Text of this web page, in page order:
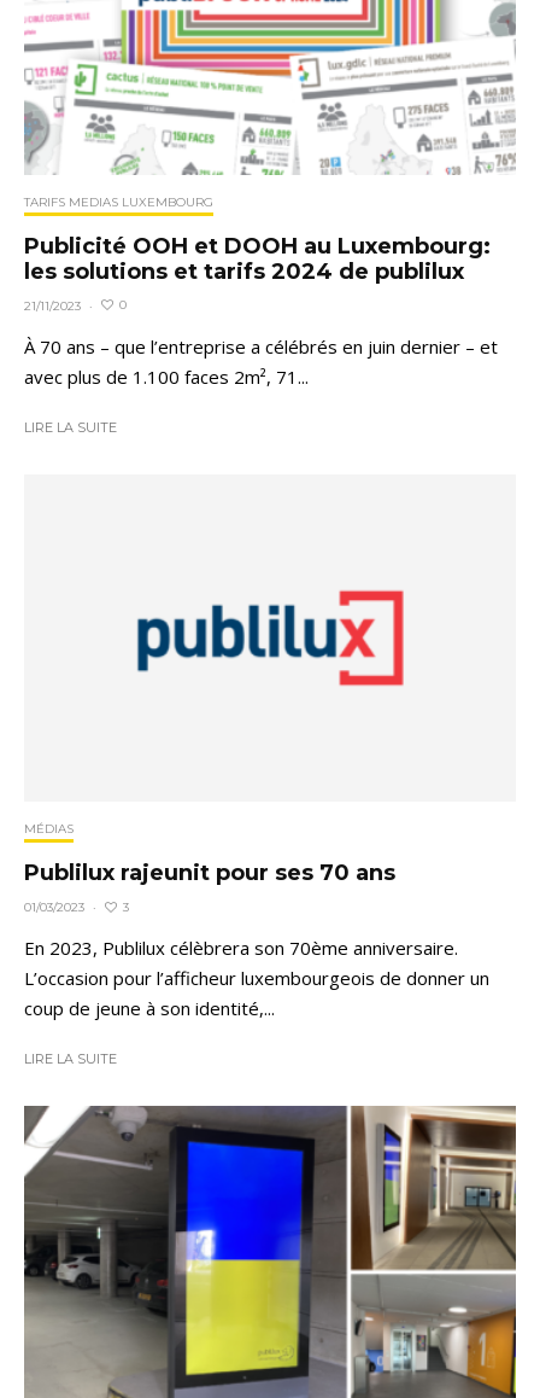
TARIFS MEDIAS LUXEMBOURG
Publicité OOH et DOOH au Luxembourg:
les solutions et tarifs 2024 de publilux
21/11/2023 · 0
À 70 ans – que l’entreprise a célébrés en juin dernier – et
avec plus de 1.100 faces 2m², 71...
LIRE LA SUITE
MÉDIAS
Publilux rajeunit pour ses 70 ans
01/03/2023 · 3
En 2023, Publilux célèbrera son 70ème anniversaire.
L’occasion pour l’afficheur luxembourgeois de donner un
coup de jeune à son identité,...
LIRE LA SUITE